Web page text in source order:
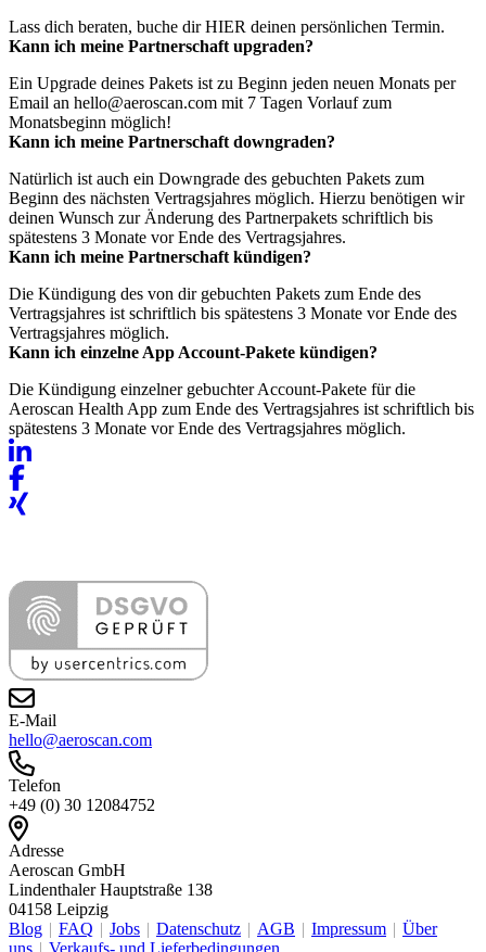
Lass dich beraten, buche dirHIER deinen persönlichen Termin.
Kann ich meine Partnerschaft upgraden?
Ein Upgrade deines Pakets ist zu Beginn jeden neuen Monats per
Email an hello@aeroscan.com mit 7 Tagen Vorlauf zum
Monatsbeginn möglich!
Kann ich meine Partnerschaft downgraden?
Natürlich ist auch ein Downgrade des gebuchten Pakets zum
Beginn des nächsten Vertragsjahres möglich. Hierzu benötigen wir
deinen Wunsch zur Änderung des Partnerpakets schriftlich bis
spätestens 3 Monate vor Ende des Vertragsjahres.
Kann ich meine Partnerschaft kündigen?
Die Kündigung des von dir gebuchten Pakets zum Ende des
Vertragsjahres ist schriftlich bis spätestens 3 Monate vor Ende des
Vertragsjahres möglich.
Kann ich einzelne App Account-Pakete kündigen?
Die Kündigung einzelner gebuchter Account-Pakete für die
Aeroscan Health App zum Ende des Vertragsjahres ist schriftlich bis
spätestens 3 Monate vor Ende des Vertragsjahres möglich.
E-Mail
hello@aeroscan.com
Telefon
+49 (0) 30 12084752
Adresse
Aeroscan GmbH
Lindenthaler Hauptstraße 138
04158 Leipzig
Blog
FAQ Jobs Datenschutz AGB Impressum
Über
uns
Verkaufs- und Lieferbedingungen